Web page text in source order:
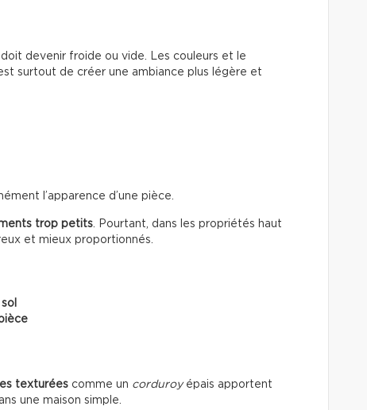
devenir froide ou vide. Les couleurs et le
surtout de créer une ambiance plus légère et
l’apparence d’une pièce.
trop petits . Pourtant, dans les propriétés haut
et mieux proportionnés.
texturées comme un corduroyépais apportent
une maison simple.